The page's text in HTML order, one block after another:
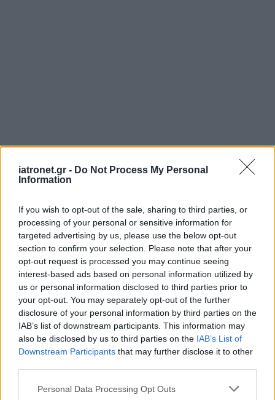
iatronet.gr - Do Not Process My Personal
Information
If you wish to opt-out of the sale, sharing to third parties, or
processing of your personal or sensitive information for
targeted advertising by us, please use the below opt-out
section to confirm your selection. Please note that after your
opt-out request is processed you may continue seeing
interest-based ads based on personal information utilized by
us or personal information disclosed to third parties prior to
your opt-out. You may separately opt-out of the further
disclosure of your personal information by third parties on the
IAB’s list of downstream participants. This information may
also be disclosed by us to third parties on the IAB’s List of
Downstream Participants that may further disclose it to other
Please note that this website/app uses one or more Google
Personal Data Processing Opt Outs
ΜΠΕΙΤΕ ΣΤΗ ΣΥΖΗΤΗΣΗ
Loading...
Προσθήκη Σχολίου